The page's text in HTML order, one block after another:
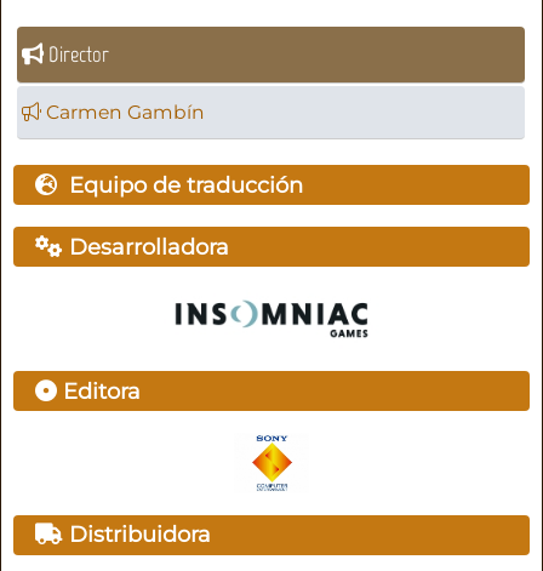
Director
Carmen Gambín
Equipo de traducción
Desarrolladora
Editora
Distribuidora